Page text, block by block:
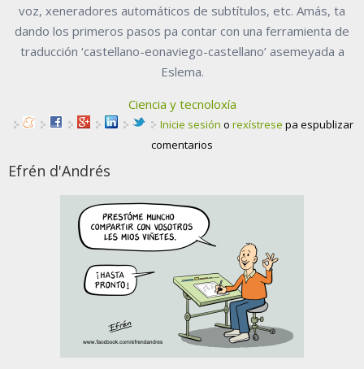
voz, xeneradores automáticos de subtítulos, etc. Amás, ta
dando los primeros pasos pa contar con una ferramienta de
traducción ‘castellano-eonaviego-castellano’ asemeyada a
Eslema.
Ciencia y tecnoloxía
Inicie sesión o rexístrese pa espublizar
comentarios
Efrén d'Andrés